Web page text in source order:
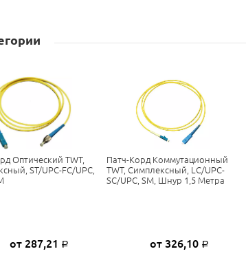
Оптический TWT,
ST/UPC-FC/UPC,
от 287,21 Р
Патч-Корд Коммутационный
TWT, Симплексный, LC/UPC-
SC/UPC, SM, Шнур 1,5 Метра
от 326,10 Р